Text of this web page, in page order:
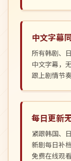
中文字幕
所有韩剧、
中文字幕，
跟上剧情节
每日更新
紧跟韩国、
新剧每日补
免费在线观